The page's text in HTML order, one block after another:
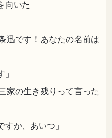
向いた
迅です！あなたの名前は
家の生き残りって言った
か、あいつ」